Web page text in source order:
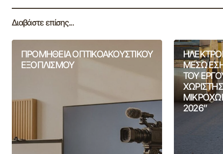
Διαβάστε επίσης...
ΠΡΟΜΗΘΕΙΑ ΟΠΤΙΚΟΑΚΟΥΣΤΙΚΟΥ
ΕΞΟΠΛΙΣΜΟΥ
ΜΕΣΩ
ΤΟΥ
2026”